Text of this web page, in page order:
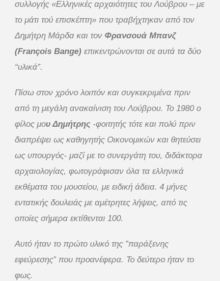
συλλογής «Ελληνικές αρχαιότητες του Λούβρου – με
το μάτι τού επισκέπτη» που τραβήχτηκαν από τον
Δημήτρη Μάρδα και τον Φρανσουά Μπανζ
(François Bange) επικεντρώνονται σε αυτά τα δύο
“υλικά”.
Πίσω στον χρόνο λοιπόν και συγκεκριμένα πριν
από τη μεγάλη ανακαίνιση του Λούβρου. Το 1980 ο
φίλος μου Δημήτρης -φοιτητής τότε και πολύ πριν
διαπρέψει ως καθηγητής Οικονομικών και θητεύσει
ως υπουργός- μαζί με το συνεργάτη του, διδάκτορα
αρχαιολογίας, φωτογράφισαν όλα τα ελληνικά
εκθέματα του μουσείου, με ειδική άδεια. 4 μήνες
εντατικής δουλειάς με αμέτρητες λήψεις, από τις
οποίες σήμερα εκτίθενται 100.
Αυτό ήταν το πρώτο υλικό της ”παράξενης
εφεύρεσης” που προανέφερα. Το δεύτερο ήταν το
φως.